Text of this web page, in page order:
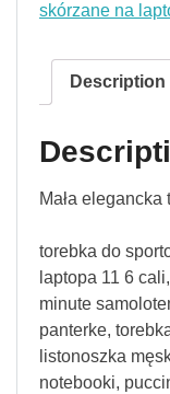
skórzane na
Description
Mała
torebka do
laptopa 11 6
minute
panterke,
listonoszka
notebooki,